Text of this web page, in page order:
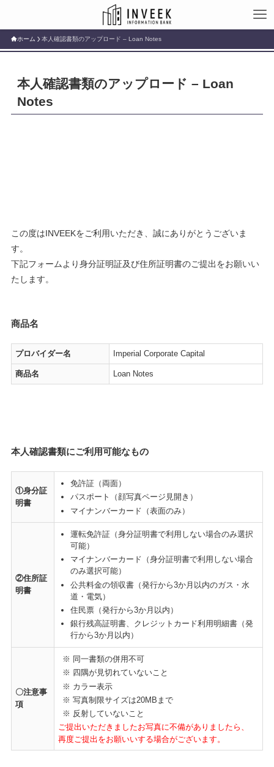
ホーム 本人確認書類のアップロード – Loan Notes
本人確認書類のアップロード – Loan
Notes
この度はINVEEKをご利用いただき、誠にありがとうございま
す。
下記フォームより身分証明証及び住所証明書のご提出をお願いい
たします。
商品名
プロバイダー名 Imperial Corporate Capital
商品名 Loan Notes
本人確認書類にご利用可能なもの
①身分証
明書
免許証（両面）
パスポート（顔写真ページ見開き）
マイナンバーカード（表面のみ）
②住所証
明書
運転免許証（身分証明書で利用しない場合のみ選択
可能）
マイナンバーカード（身分証明書で利用しない場合
のみ選択可能）
公共料金の領収書（発行から3か月以内のガス・水
道・電気）
住民票（発行から3か月以内）
銀行残高証明書、クレジットカード利用明細書（発
行から3か月以内）
〇注意事
項
※ 同一書類の併用不可
※ 四隅が見切れていないこと
※ カラー表示
※ 写真制限サイズは20MBまで
※ 反射していないこと
ご提出いただきましたお写真に不備がありましたら、
再度ご提出をお願いいする場合がございます。